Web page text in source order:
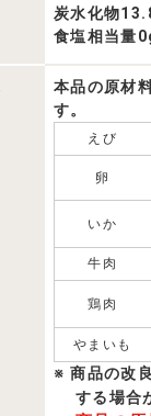
炭水化物
食塩相当量
本品の原材
す。
えび
卵
いか
牛肉
鶏肉
やまいも
商品の改
する場合